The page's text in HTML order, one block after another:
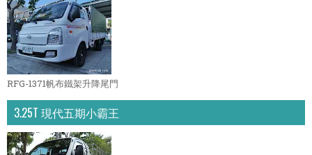
RFG-1371帆布鐵架升降尾門
3.25T 現代五期小霸王